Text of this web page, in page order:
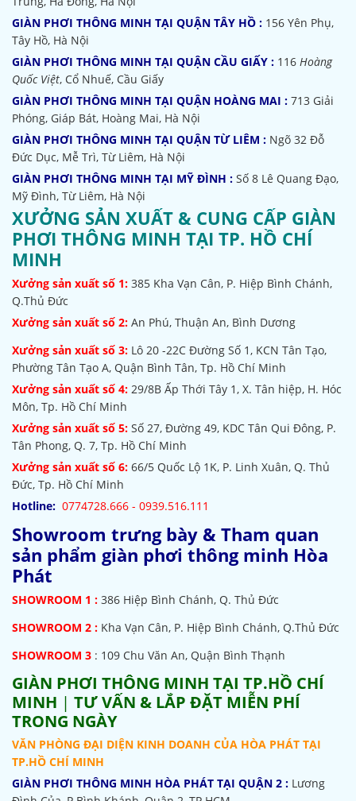
GIÀN PHƠI THÔNG MINH TẠI QUẬN TÂY HỒ : 156 Yên Phụ,
Tây Hồ, Hà Nội
GIÀN PHƠI THÔNG MINH TẠI QUẬN CẦU GIẤY : 116 Hoàng
Quốc Việt, Cổ Nhuế, Cầu Giấy
GIÀN PHƠI THÔNG MINH TẠI QUẬN HOÀNG MAI : 713 Giải
Phóng, Giáp Bát, Hoàng Mai, Hà Nội
GIÀN PHƠI THÔNG MINH TẠI QUẬN TỪ LIÊM : Ngõ 32 Đỗ
Đức Dục, Mễ Trì, Từ Liêm, Hà Nội
GIÀN PHƠI THÔNG MINH TẠI MỸ ĐÌNH : Số 8 Lê Quang Đạo,
Mỹ Đình, Từ Liêm, Hà Nội
XƯỞNG SẢN XUẤT & CUNG CẤP GIÀN
PHƠI THÔNG MINH TẠI TP. HỒ CHÍ
MINH
Xưởng sản xuất số 1: 385 Kha Vạn Cân, P. Hiệp Bình Chánh,
Q.Thủ Đức
Xưởng sản xuất số 2: An Phú, Thuận An, Bình Dương
Xưởng sản xuất số 3: Lô 20 -22C Đường Số 1, KCN Tân Tạo,
Phường Tân Tạo A, Quận Bình Tân, Tp. Hồ Chí Minh
Xưởng sản xuất số 4: 29/8B Ấp Thới Tây 1, X. Tân hiệp, H. Hóc
Môn, Tp. Hồ Chí Minh
Xưởng sản xuất số 5: Số 27, Đường 49, KDC Tân Qui Đông, P.
Tân Phong, Q. 7, Tp. Hồ Chí Minh
Xưởng sản xuất số 6: 66/5 Quốc Lộ 1K, P. Linh Xuân, Q. Thủ
Đức, Tp. Hồ Chí Minh
Hotline: 0774728.666 - 0939.516.111
Showroom trưng bày & Tham quan
sản phẩm giàn phơi thông minh Hòa
Phát
SHOWROOM 1 : 386 Hiệp Bình Chánh, Q. Thủ Đức
SHOWROOM 2 : Kha Vạn Cân, P. Hiệp Bình Chánh, Q.Thủ Đức
SHOWROOM 3 : 109 Chu Văn An, Quận Bình Thạnh
GIÀN PHƠI THÔNG MINH TẠI TP.HỒ CHÍ
MINH | TƯ VẤN & LẮP ĐẶT MIỄN PHÍ
TRONG NGÀY
VĂN PHÒNG ĐẠI DIỆN KINH DOANH CỦA HÒA PHÁT TẠI
TP.HỒ CHÍ MINH
GIÀN PHƠI THÔNG MINH HÒA PHÁT TẠI QUẬN 2 : Lương